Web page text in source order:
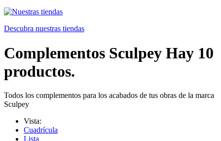
Descubra nuestras tiendas
Complementos Sculpey Hay 10
productos.
Todos los complementos para los acabados de tus obras de la marca
Sculpey
Vista:
Cuadrícula
Lista